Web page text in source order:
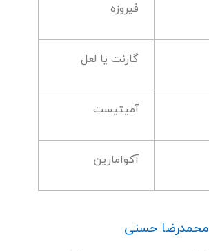
فیروزه
گارنت یا لعل
آمیتیست
آکوامارین
محمدرضا حسنی